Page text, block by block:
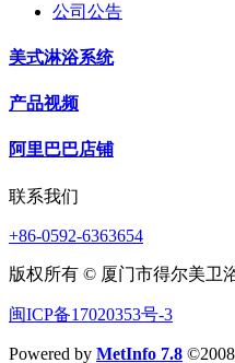
公司公告
美式淋浴系统
产品视频
阿里巴巴店铺
联系我们
+86-0592-6363654
版权所有 © 厦门市得尔美卫
闽ICP备17020353号-3
Powered by MetInfo 7.8